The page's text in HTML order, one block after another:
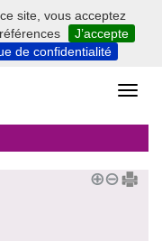
site, vous acceptez
J’accepte
de confidentialité